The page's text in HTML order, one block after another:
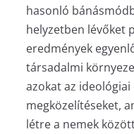
hasonló
helyzetben lévőket
eredmények
társadalmi
azokat az
megközelítéseket,
létre a nemek